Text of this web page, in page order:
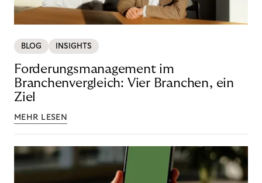
BLOG INSIGHTS
Forderungsmanagement im
Branchenvergleich: Vier Branchen, ein
Ziel
MEHR LESEN